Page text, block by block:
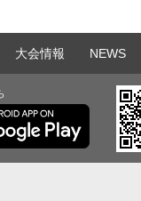
大会情報 NEWS